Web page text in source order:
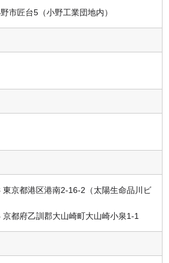
市匠台5（小野工業団地内）
京都港区港南2-16-2（太陽生命品川ビ
都府乙訓郡大山崎町大山崎小泉1-1